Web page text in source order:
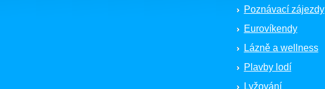
Poznávací zájezdy
Eurovíkendy
Lázně a wellness
Plavby lodí
Lyžování